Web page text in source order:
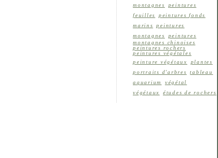
montagnes
peintures
feuilles
peintures fonds
marins
peintures
montagnes
peintures
montagnes chinoises
peintures rochers
peintures végétales
peinture végétaux
plantes
portraits d'arbres
tableau
aquarium
végétal
végétaux
études de rochers